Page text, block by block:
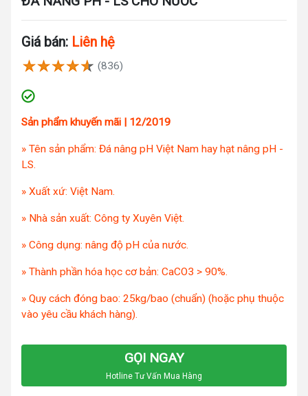
Giá bán: Liên hệ
(836)
Sản phẩm khuyến mãi | 12/2019
» Tên sản phẩm: Đá nâng pH Việt Nam hay hạt nâng pH -
LS.
» Xuất xứ: Việt Nam.
» Nhà sản xuất: Công ty Xuyên Việt.
» Công dụng: nâng độ pH của nước.
» Thành phần hóa học cơ bản: CaCO3 > 90%.
» Quy cách đóng bao: 25kg/bao (chuẩn) (hoặc phụ thuộc
vào yêu cầu khách hàng).
GỌI NGAY
Hotline Tư Vấn Mua Hàng